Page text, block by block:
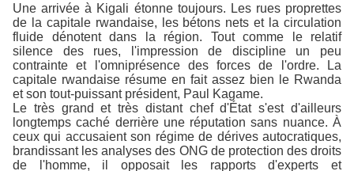
Une arrivée à Kigali étonne toujours. Les rues proprettes
de la capitale rwandaise, les bétons nets et la circulation
fluide dénotent dans la région. Tout comme le relatif
silence des rues, l'impression de discipline un peu
contrainte et l'omniprésence des forces de l'ordre. La
capitale rwandaise résume en fait assez bien le Rwanda
et son tout-puissant président, Paul Kagame.
Le très grand et très distant chef d'État s'est d'ailleurs
longtemps caché derrière une réputation sans nuance. À
ceux qui accusaient son régime de dérives autocratiques,
brandissant les analyses des ONG de protection des droits
de l'homme, il opposait les rapports d'experts et